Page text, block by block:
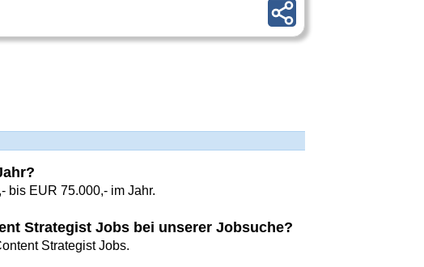
bis EUR 75.000,- im Jahr.
Strategist Jobs bei unserer Jobsuche?
Strategist Jobs.